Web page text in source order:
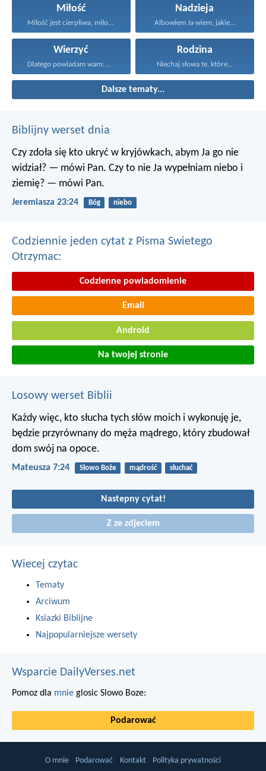
Miłość
Miłość jest cierpliwa, miłość...
Nadzieja
Albowiem Ja wiem, jakie...
Wierzyć
Dlatego powiadam wam: Wszystko...
Rodzina
Niechaj słowa te, które...
Dalsze tematy...
Biblijny werset dnia
Czy zdoła się kto ukryć w kryjówkach, abym Ja go nie
widział? — mówi Pan. Czy to nie Ja wypełniam niebo i
ziemię? — mówi Pan.
Jeremiasza 23:24 Bóg niebo
Codziennie jeden cytat z Pisma Swietego
Otrzymac:
Codzienne powiadomienie
Email
Android
Na twojej stronie
Losowy werset Biblii
Każdy więc, kto słucha tych słów moich i wykonuję je,
będzie przyrównany do męża mądrego, który zbudował
dom swój na opoce.
Mateusza 7:24 Słowo Boże mądrość słuchać
Nastepny cytat!
Z ze zdjeciem
Wiecej czytac
Tematy
Arciwum
Ksiazki Biblijne
Najpopularniejsze wersety
Wsparcie DailyVerses.net
Pomoz dla mnie glosic Slowo Boze:
Podarować
O mnie Podarować Kontakt Polityka prywatności